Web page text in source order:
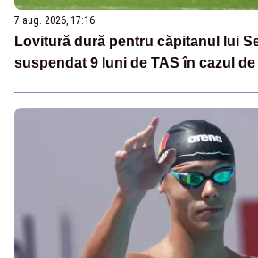
7 aug. 2026, 17:16
Lovitură dură pentru căpitanul lui
suspendat 9 luni de TAS în cazul